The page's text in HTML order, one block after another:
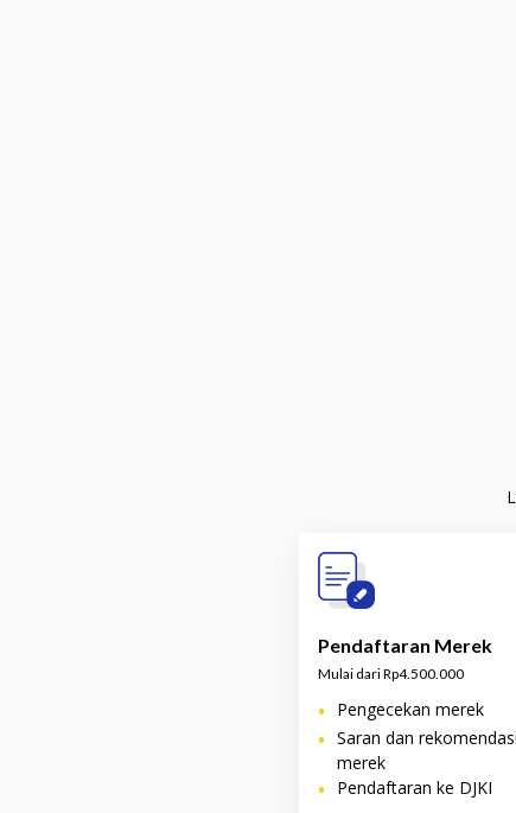
Pendaftaran Merek
Mulai dari Rp4.500.000
• Pengecekan merek
• Saran dan
merek
• Pendaftaran ke DJKI